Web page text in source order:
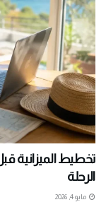
تخطيط الميزانية
الرحلة
مايو 4, 2026